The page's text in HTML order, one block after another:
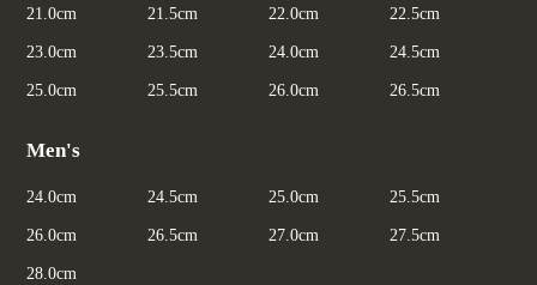
21.0cm 21.5cm 22.0cm 22.5cm
23.0cm 23.5cm 24.0cm 24.5cm
25.0cm 25.5cm 26.0cm 26.5cm
Men's
24.0cm 24.5cm 25.0cm 25.5cm
26.0cm 26.5cm 27.0cm 27.5cm
28.0cm